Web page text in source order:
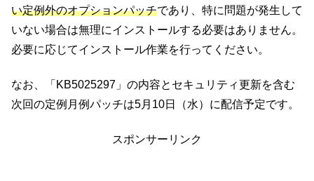
い定例外のオプションパッチであり、特に問題が発生して
いない場合は無理にインストールする必要はありません。
必要に応じてインストール作業を行ってください。
なお、「KB5025297」の内容とセキュリティ更新を含む
次回の定例月例パッチは5月10日（水）に配信予定です。
スポンサーリンク